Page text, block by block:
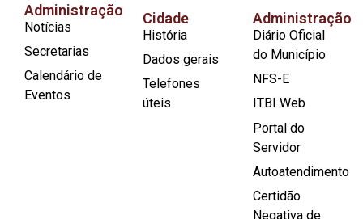
Administração
Notícias
Secretarias
Calendário de
Eventos
Cidade
História
Dados gerais
Telefones
úteis
Administração
Diário Oficial
do Município
NFS-E
ITBI Web
Portal do
Servidor
Autoatendimento
Certidão
Negativa de